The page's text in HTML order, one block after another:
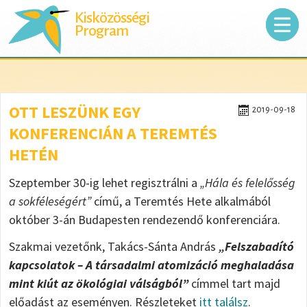
Kisközösségi
Program
2019-09-18
OTT LESZÜNK EGY
KONFERENCIÁN A TEREMTÉS
HETÉN
Szeptember 30-ig lehet regisztrálni a „Hála és felelősség
a sokféleségért”című, a Teremtés Hete alkalmából
október 3-án Budapesten rendezendő konferenciára.
Szakmai vezetőnk, Takács-Sánta András „Felszabadító
kapcsolatok – A társadalmi atomizáció meghaladása
mint kiút az ökológiai válságból”címmel tart majd
előadást az eseményen. Részleteket itt találsz.